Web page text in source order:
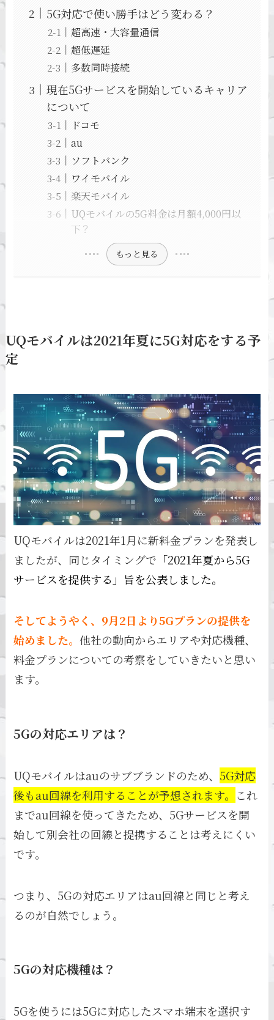
5G対応で使い勝手はどう変わる？
超高速・大容量通信
超低遅延
多数同時接続
現在5Gサービスを開始しているキャリア
について
ドコモ
au
ソフトバンク
ワイモバイル
楽天モバイル
UQモバイルの5G料金は月額4,000円以
下？
もっと見る
UQモバイルは2021年夏に5G対応をする予
定
UQモバイルは2021年1月に新料金プランを発表し
ましたが、同じタイミングで 「2021年夏から5G
サービスを提供する」旨を公表しました。
そしてようやく、9月2日より5Gプランの提供を
始めました。他社の動向からエリアや対応機種、
料金プランについての考察をしていきたいと思い
ます。
5Gの対応エリアは？
UQモバイルはauのサブブランドのため、 5G対応
後もau回線を利用することが予想されます。 これ
までau回線を使ってきたため、5Gサービスを開
始して別会社の回線と提携することは考えにくい
です。
つまり、5Gの対応エリアはau回線と同じと考え
るのが自然でしょう。
5Gの対応機種は？
5Gを使うには5Gに対応したスマホ端末を選択す